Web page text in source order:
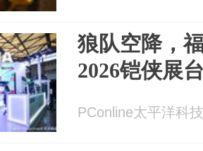
狼队空降，
2026铠侠展
PConline太平洋科